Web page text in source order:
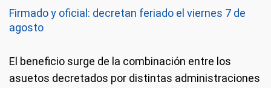
Firmado y oficial: decretan feriado el viernes 7 de
agosto
El beneficio surge de la combinación entre los
asuetos decretados por distintas administraciones